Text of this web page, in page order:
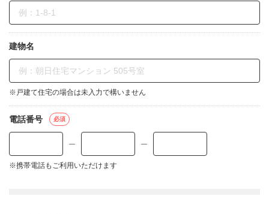
建物名
※戸建て住宅の場合は未入力で構いません
電話番号 必須
— —
※携帯電話もご利用いただけます